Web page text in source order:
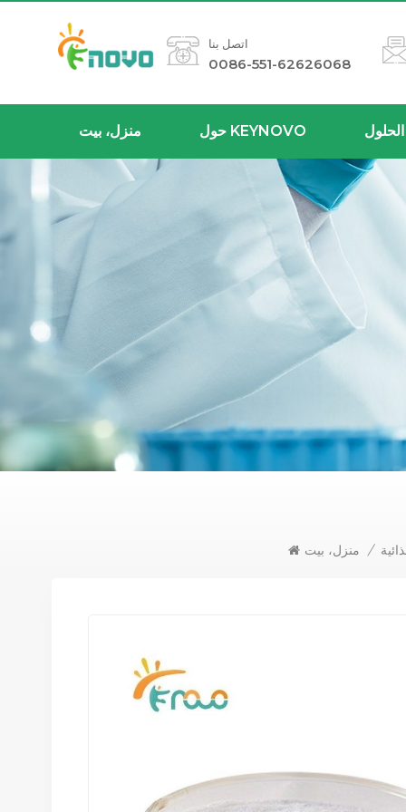
اتصل بنا
0086-551-62626068
منزل، بيت حول KEYNOVO الحلول
منزل، بيت /